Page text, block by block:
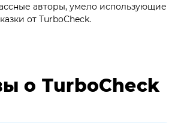
авторы, умело использующие
от TurboCheck.
о TurboCheck